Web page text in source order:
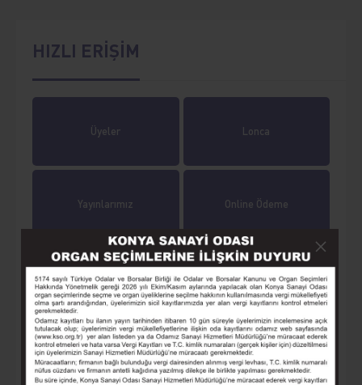
HIZLI ERİŞİM
Üyeler Lonca
Yayınlarımız Online Ödeme
Online İşlemler Tarihçe
Eğitim Seminer